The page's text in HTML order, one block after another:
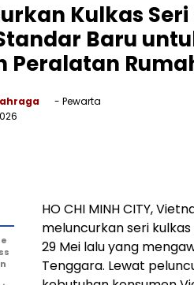
Kulkas
Baru
Peralatan
- Pewarta
HO CHI MINH CITY,
meluncurkan seri
29 Mei lalu yang
Tenggara. Lewat